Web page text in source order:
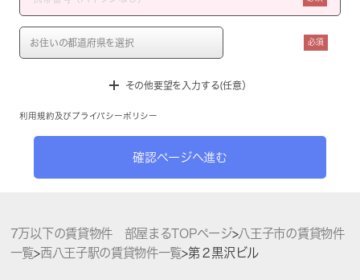
必須
その他要望を入力する(任意）
利用規約 及び プライバシーポリシー
確認ページへ進む
7万以下の賃貸物件 部屋まるTOPページ>八王子市の賃貸物件
一覧>西八王子駅の賃貸物件一覧>第２黒沢ビル